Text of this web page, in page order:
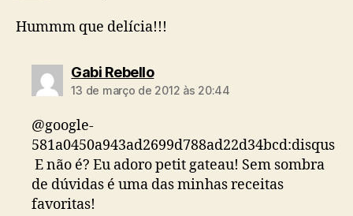
Hummm que delícia!!!
Gabi Rebellodiz:
13 de março de 2012 às 20:44
@google-
581a0450a943ad2699d788ad22d34bcd:disqus
E não é? Eu adoro petit gateau! Sem sombra
de dúvidas é uma das minhas receitas
favoritas!